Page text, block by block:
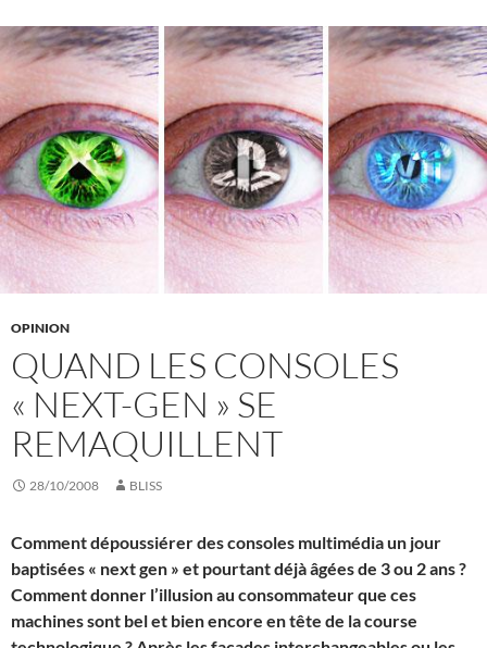
OPINION
QUAND LES CONSOLES
« NEXT-GEN » SE
REMAQUILLENT
28/10/2008 BLISS
Comment dépoussiérer des consoles multimédia un jour
baptisées « next gen » et pourtant déjà âgées de 3 ou 2 ans ?
Comment donner l’illusion au consommateur que ces
machines sont bel et bien encore en tête de la course